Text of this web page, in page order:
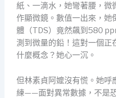
紙、一滴水，她彎著腰，微
作顯微鏡。數值一出來，她
體（TDS）竟然飆到580
測到微量的鉛！這對一個正
什麼概念？她心一沉。
但林素貞阿嬤沒有慌。她呼
練——面對異常數據，不是